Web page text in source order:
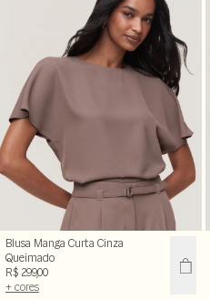
Blusa Manga Curta Cinza
Queimado
R$ 299,00
+ cores